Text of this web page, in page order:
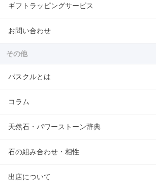
ギフトラッピングサービス
お問い合わせ
その他
パスクルとは
コラム
天然石・パワーストーン辞典
石の組み合わせ・相性
出店について